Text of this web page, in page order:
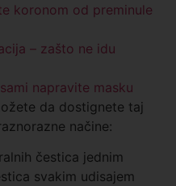
koronom od preminule
– zašto ne idu
napravite masku
da dostignete taj
načine:
čestica jednim
svakim udisajem